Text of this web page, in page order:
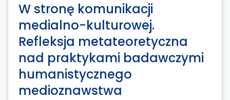
W stronę komunikacji
medialno-kulturowej.
Refleksja metateoretyczna
nad praktykami badawczymi
humanistycznego
medioznawstwa